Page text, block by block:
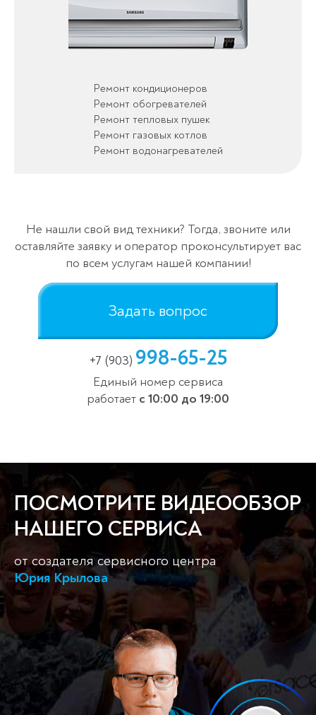
Ремонт кондиционеров
Ремонт обогревателей
Ремонт тепловых пушек
Ремонт газовых котлов
Ремонт водонагревателей
Не нашли свой вид техники? Тогда, звоните или
оставляйте заявку и оператор проконсультирует вас
по всем услугам нашей компании!
Задать вопрос
+7 (903) 998-65-25
Единый номер сервиса
работает с 10:00 до 19:00
ПОСМОТРИТЕ ВИДЕООБЗОР
НАШЕГО СЕРВИСА
от создателя сервисного центра
Юрия Крылова